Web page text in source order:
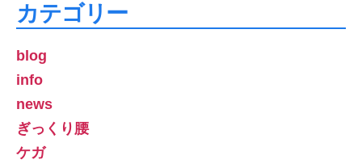
カテゴリー
blog
info
news
ぎっくり腰
ケガ